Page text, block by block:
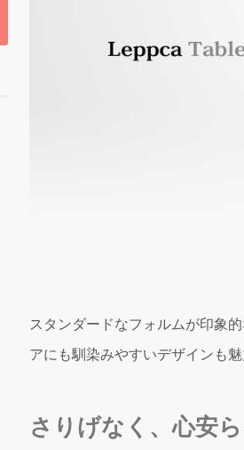
スタンダードなフォルムが印象
アにも馴染みやすいデザインも魅
さりげなく、心安